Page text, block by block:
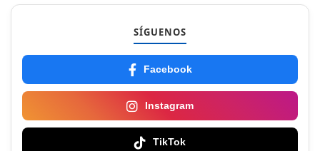
SÍGUENOS
Facebook
Instagram
TikTok